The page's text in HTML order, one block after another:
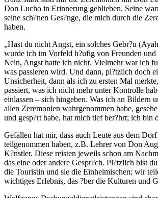
Don Lucho in Erinnerung geblieben. Seine
seine sch?nen Ges?nge, die mich durch die
haben.
„Hast du nicht Angst, ein solches Gebr?u
wurde ich im Vorfeld h?ufig von Freunden und
Nein, Angst hatte ich nicht. Vielmehr war ich
was passieren wird. Und dann, pl?tzlich doch
Unsicherheit, dann als ich zu ersten Mal
passiert, was ich nicht mehr unter Kontrolle
einlassen – sich hingeben. Was ich an Bildern
allen Zeremonien wahrgenommen habe,
und gesp?rt habe, hat mich tief ber?hrt; ich bin
Gefallen hat mir, dass auch Leute aus dem
teilgenommen haben, z.B. Lehrer von Don
K?nstler. Diese reisten jeweils schon am
das eine oder andere Gespr?ch. Pl?tzlich bist
die Touristin und sie die Einheimischen; wir
wichtiges Erlebnis, das ?ber die Kulturen und